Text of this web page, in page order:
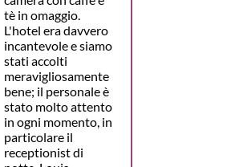
tè in omaggio.
L'hotel era davvero
incantevole e siamo
stati accolti
meravigliosamente
bene; il personale è
stato molto attento
in ogni momento, in
particolare il
receptionist di